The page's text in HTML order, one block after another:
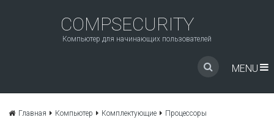
COMPSECURITY
Компьютер для начинающих пользователей
MENU
Главная Компьютер Комплектующие Процессоры